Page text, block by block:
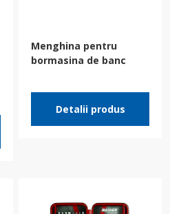
Menghina pentru
bormasina de banc
Detalii produs